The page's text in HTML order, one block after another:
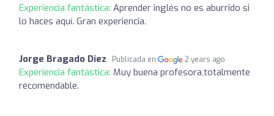
Experiencia fantástica: Aprender inglés no es aburrido si
lo haces aquí. Gran experiencia.
Jorge Bragado Diez Publicada en 2 years ago
Experiencia fantástica: Muy buena profesora,totalmente
recomendable.